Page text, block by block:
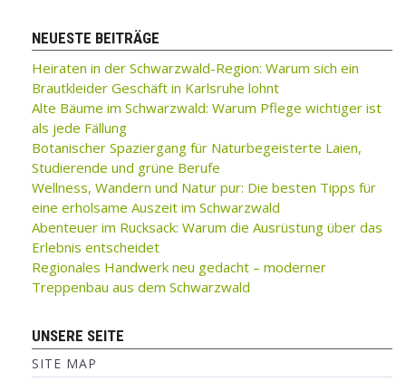
NEUESTE BEITRÄGE
Heiraten in der Schwarzwald-Region: Warum sich ein
Brautkleider Geschäft in Karlsruhe lohnt
Alte Bäume im Schwarzwald: Warum Pflege wichtiger ist
als jede Fällung
Botanischer Spaziergang für Naturbegeisterte Laien,
Studierende und grüne Berufe
Wellness, Wandern und Natur pur: Die besten Tipps für
eine erholsame Auszeit im Schwarzwald
Abenteuer im Rucksack: Warum die Ausrüstung über das
Erlebnis entscheidet
Regionales Handwerk neu gedacht – moderner
Treppenbau aus dem Schwarzwald
UNSERE SEITE
SITE MAP